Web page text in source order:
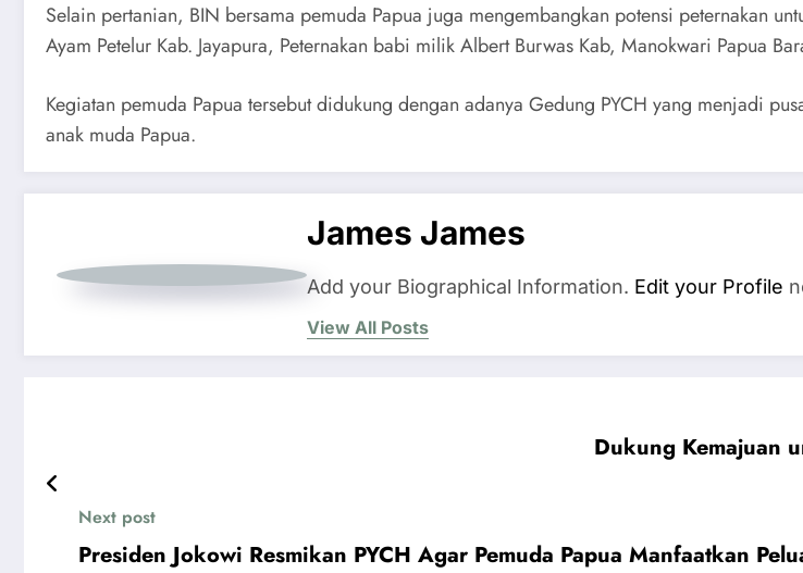
Selain pertanian, BIN bersama pemuda Papua juga mengembangkan potensi peternakan
Ayam Petelur Kab. Jayapura, Peternakan babi milik Albert Burwas Kab, Manokwari Papua
Kegiatan pemuda Papua tersebut didukung dengan adanya Gedung PYCH yang menjadi
anak muda Papua.
James James
Add your Biographical Information. Edit your Profile
View All Posts
Dukung Kemajuan
Next post
Presiden Jokowi Resmikan PYCH Agar Pemuda Papua Manfaatkan